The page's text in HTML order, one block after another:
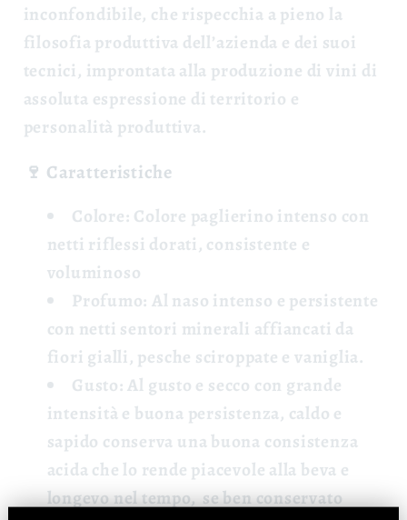
inconfondibile, che rispecchia a pieno la
filosofia produttiva dell’azienda e dei suoi
tecnici, improntata alla produzione di vini di
assoluta espressione di territorio e
personalità produttiva.
🍷 Caratteristiche
Colore: Colore paglierino intenso con
netti riflessi dorati, consistente e
voluminoso
Profumo: Al naso intenso e persistente
con netti sentori minerali affiancati da
fiori gialli, pesche sciroppate e vaniglia.
Gusto:Al gusto e secco con grande
intensità e buona persistenza, caldo e
sapido conserva una buona consistenza
acida che lo rende piacevole alla beva e
longevo nel tempo, se ben conservato